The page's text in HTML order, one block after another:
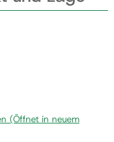
(Öffnet in neuem